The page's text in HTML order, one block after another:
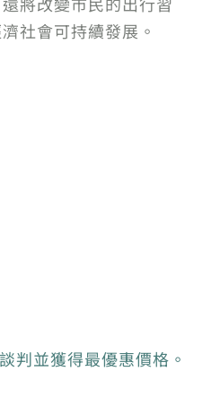
社會可持續發展。
判並獲得最優惠價格。